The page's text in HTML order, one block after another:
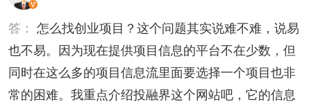
答：
怎么找创业项目？这个问题其实说难不难，说易
也不易。因为现在提供项目信息的平台不在少数，但
同时在这么多的项目信息流里面要选择一个项目也非
常的困难。我重点介绍投融界这个网站吧，它的信息